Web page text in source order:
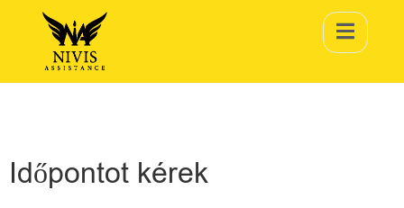
Időpontot kérek